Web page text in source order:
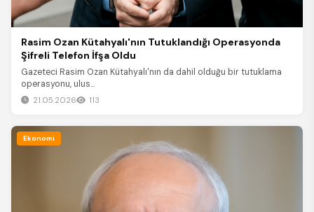
Rasim Ozan Kütahyalı'nın Tutuklandığı Operasyonda
Şifreli Telefon İfşa Oldu
Gazeteci Rasim Ozan Kütahyalı'nın da dahil olduğu bir tutuklama
operasyonu, ulus...
21.05.2026 113
Ekonomi